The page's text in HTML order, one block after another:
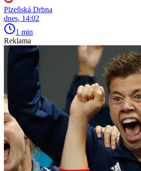
Plzeňská Drbna
dnes, 14:02
1 min
Reklama